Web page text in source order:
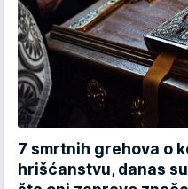
7 smrtnih grehova o
hrišćanstvu, danas